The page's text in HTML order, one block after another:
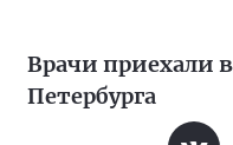
Врачи приехали
Петербурга